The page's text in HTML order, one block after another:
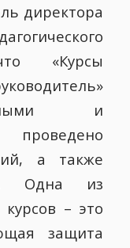
директора
«Курсы
и
а также
Одна из
– это
защита